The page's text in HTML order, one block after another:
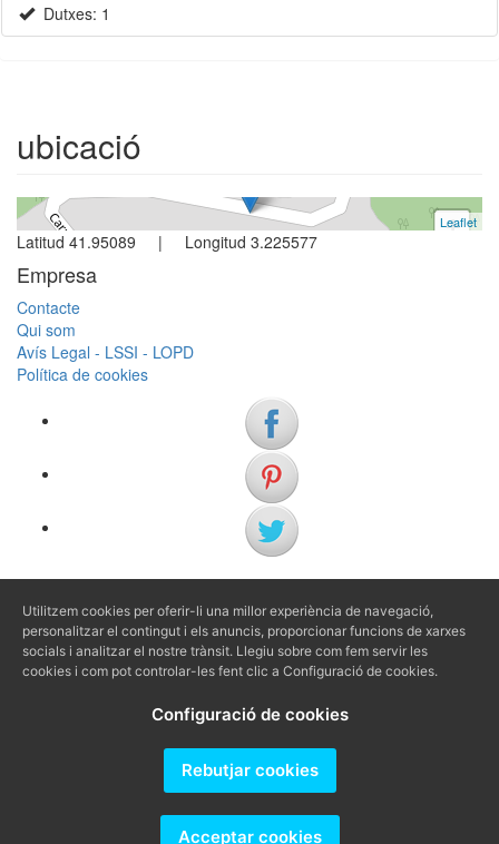
Dutxes: 1
ubicació
Casa
+
Leaflet
Latitud 41.95089 | Longitud 3.225577
Empresa
Contacte
Qui som
Avís Legal - LSSI - LOPD
Política de cookies
(+34) 972 622 505
(+34) 638 983 816
info@agenciaavi.cat
Utilitzem cookies per oferir-li una millor experiència de navegació,
personalitzar el contingut i els anuncis, proporcionar funcions de xarxes
socials i analitzar el nostre trànsit. Llegiu sobre com fem servir les
cookies i com pot controlar-les fent clic a Configuració de cookies.
Configuració de cookies
Rebutjar cookies
Acceptar cookies